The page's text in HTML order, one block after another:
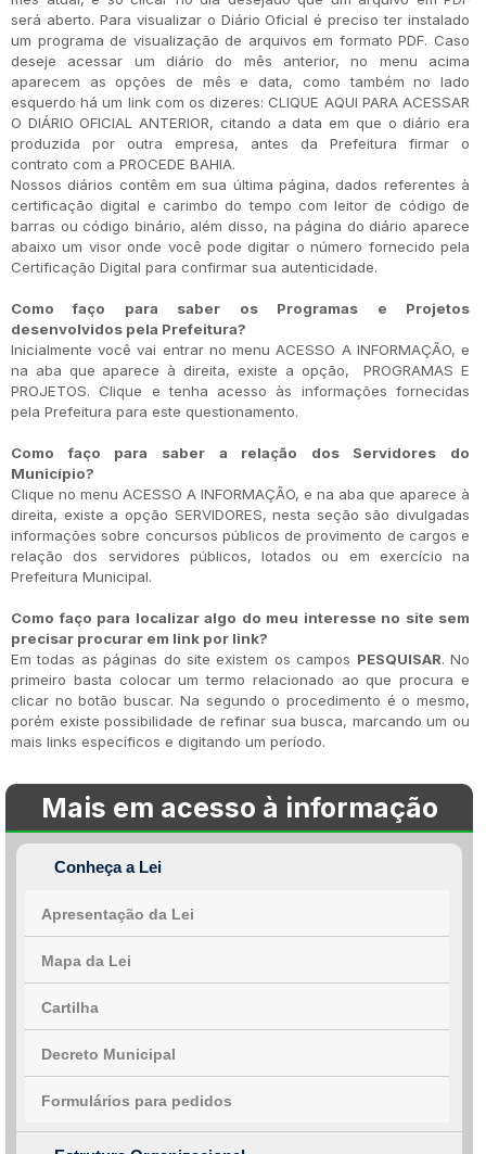
será aberto. Para visualizar o Diário Oficial é preciso ter instalado
um programa de visualização de arquivos em formato PDF. Caso
deseje acessar um diário do mês anterior, no menu acima
aparecem as opções de mês e data, como também no lado
esquerdo há um link com os dizeres: CLIQUE AQUI PARA ACESSAR
O DIÁRIO OFICIAL ANTERIOR, citando a data em que o diário era
produzida por outra empresa, antes da Prefeitura firmar o
contrato com a PROCEDE BAHIA.
Nossos diários contêm em sua última página, dados referentes à
certificação digital e carimbo do tempo com leitor de código de
barras ou código binário, além disso, na página do diário aparece
abaixo um visor onde você pode digitar o número fornecido pela
Certificação Digital para confirmar sua autenticidade.
Como faço para saber os Programas e Projetos
desenvolvidos pela Prefeitura?
Inicialmente você vai entrar no menu ACESSO A INFORMAÇÃO, e
na aba que aparece à direita, existe a opção, PROGRAMAS E
PROJETOS. Clique e tenha acesso às informações fornecidas
pela Prefeitura para este questionamento.
Como faço para saber a relação dos Servidores do
Município?
Clique no menu ACESSO A INFORMAÇÃO, e na aba que aparece à
direita, existe a opção SERVIDORES, nesta seção são divulgadas
informações sobre concursos públicos de provimento de cargos e
relação dos servidores públicos, lotados ou em exercício na
Prefeitura Municipal.
Como faço para localizar algo do meu interesse no site sem
precisar procurar em link por link?
Em todas as páginas do site existem os campos PESQUISAR. No
primeiro basta colocar um termo relacionado ao que procura e
clicar no botão buscar. Na segundo o procedimento é o mesmo,
porém existe possibilidade de refinar sua busca, marcando um ou
mais links específicos e digitando um período.
Mais em acesso à informação
Conheça a Lei
Apresentação da Lei
Mapa da Lei
Cartilha
Decreto Municipal
Formulários para pedidos